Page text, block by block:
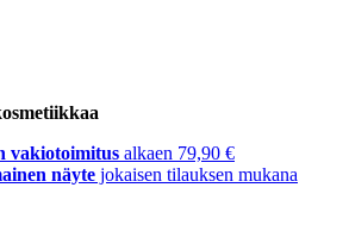
vakiotoimitus alkaen 79,90 €
näyte jokaisen tilauksen mukana